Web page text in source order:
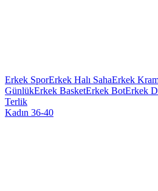
Erkek SporErkek Halı SahaErkek
GünlükErkek BasketErkek BotErkek
Terlik
Kadın 36-40